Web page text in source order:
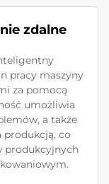
zdalne
pracy maszyny
za pomocą
umożliwia
a także
produkcją, co
produkcyjnych